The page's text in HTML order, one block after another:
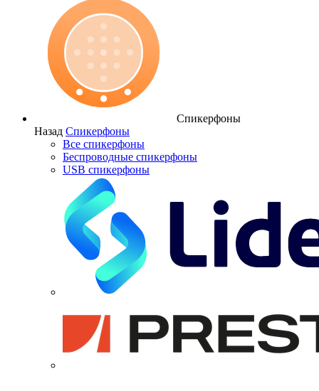
Спикерфоны
Назад Спикерфоны
Все спикерфоны
Беспроводные спикерфоны
USB спикерфоны